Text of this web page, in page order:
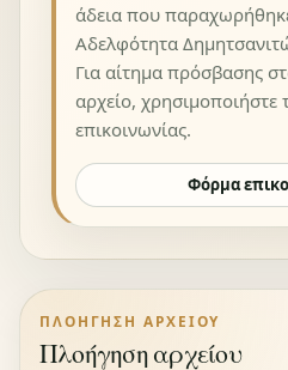
άδεια που
Αδελφότητα
Για αίτημα πρόσβασης
αρχείο,
επικοινωνίας.
Φόρμα
ΠΛΟΉΓΗΣΗ ΑΡΧΕΊΟΥ
Πλοήγηση αρχείου